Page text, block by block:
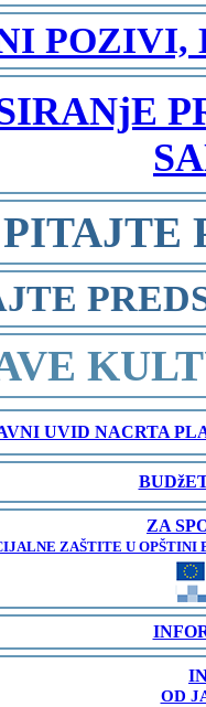
POZIVI,
PITAJTE
UVID NACRTA
ZA
ZAŠTITE U OPŠTINI
OD